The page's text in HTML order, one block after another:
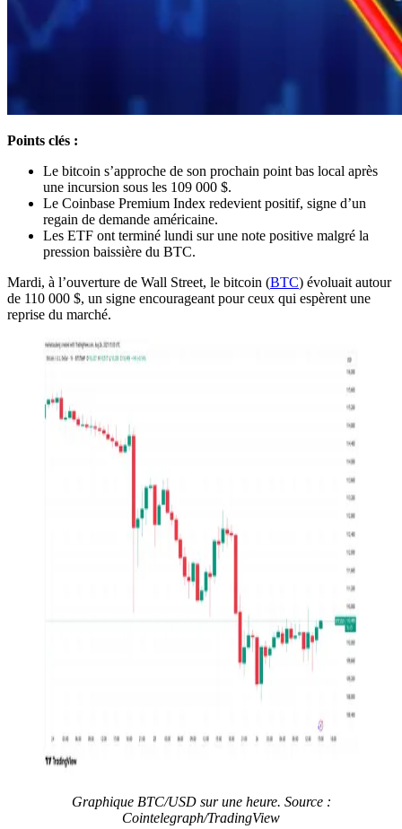
Points clés :
Le bitcoin s’approche de son prochain point bas local après
une incursion sous les 109 000 $.
Le Coinbase Premium Index redevient positif, signe d’un
regain de demande américaine.
Les ETF ont terminé lundi sur une note positive malgré la
pression baissière du BTC.
Mardi, à l’ouverture de Wall Street, le bitcoin (BTC) évoluait autour
de 110 000 $, un signe encourageant pour ceux qui espèrent une
reprise du marché.
Graphique BTC/USD sur une heure. Source :
Cointelegraph/TradingView